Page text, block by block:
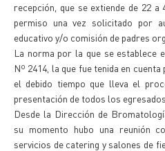
recepción, que se extiende de 22
permiso una vez solicitado por
educativo y/o comisión de padres
La norma por la que se establece
Nº 2414, la que fue tenida en
el debido tiempo que lleva el
presentación de todos los
Desde la Dirección de
su momento hubo una reunión
servicios de catering y salones de